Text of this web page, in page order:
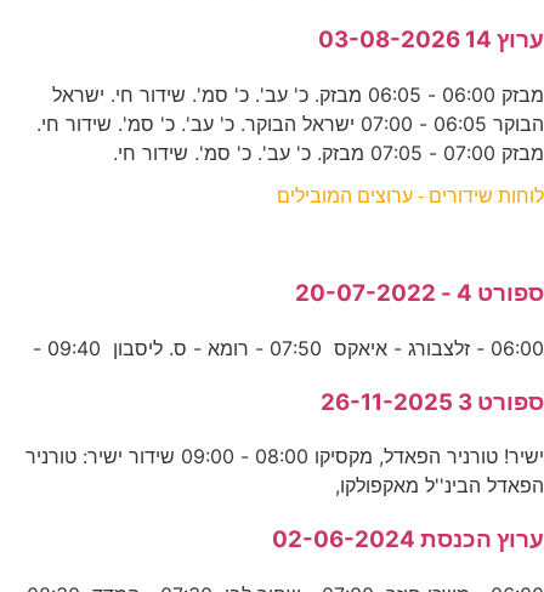
ערוץ 14 03-08-2026
מבזק 06:00 - 06:05 מבזק. כ' עב'. כ' סמ'. שידור חי. ישראל
הבוקר 06:05 - 07:00 ישראל הבוקר. כ' עב'. כ' סמ'. שידור חי.
מבזק 07:00 - 07:05 מבזק. כ' עב'. כ' סמ'. שידור חי.
לוחות שידורים - ערוצים המובילים
ספורט 4 - 20-07-2022
06:00 - זלצבורג - איאקס 07:50 - רומא - ס. ליסבון 09:40 -
ספורט 3 26-11-2025
ישיר! טורניר הפאדל, מקסיקו 08:00 - 09:00 שידור ישיר: טורניר
הפאדל הבינ''ל מאקפולקו,
ערוץ הכנסת 02-06-2024